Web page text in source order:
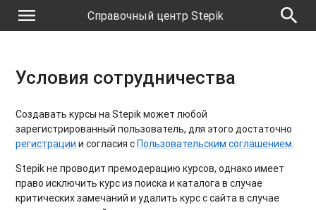
menu Справочный центр Stepik search
Условия сотрудничества
Создавать курсы на Stepik может любой
зарегистрированный пользователь, для этого достаточно
регистрации и согласия сПользовательским соглашением.
Stepik не проводит премодерацию курсов, однако имеет
право исключить курс из поиска и каталога в случае
критических замечаний и удалить курс с сайта в случае